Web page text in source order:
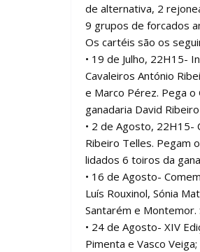
de alternativa, 2
9 grupos de forcados
Os cartéis são os
•⁠ ⁠19 de Julho, 22H15-
Cavaleiros António
e Marco Pérez. Pega o
ganadaria David
•⁠ ⁠2 de Agosto, 22H15-
Ribeiro Telles. Pegam
lidados 6 toiros da
•⁠ ⁠16 de Agosto-
Luís Rouxinol, Sónia
Santarém e Montemor.
•⁠ ⁠24 de Agosto- XIV
Pimenta e Vasco